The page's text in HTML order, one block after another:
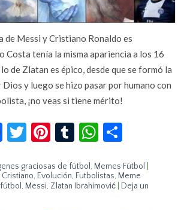
de Messi y Cristiano Ronaldo es
Costa tenía la misma apariencia a los 16
de Zlatan es épico, desde que se formó la
y luego se hizo pasar por humano con
¡no veas si tiene mérito!
Facebook
Twitter
Pinterest
TumblrWhatsApp
graciosas de fútbol, Memes Fútbol
Cristiano, Evolución, Futbolistas, Meme
, Messi, Zlatan Ibrahimović
Deja un